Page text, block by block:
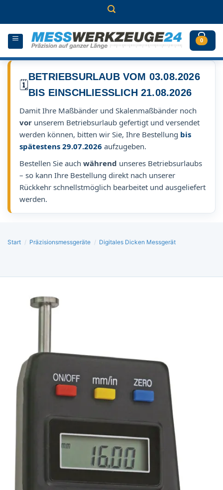
0
🗓️
BETRIEBSURLAUB VOM 03.08.2026
BIS EINSCHLIESSLICH 21.08.2026
Damit Ihre Maßbänder und Skalenmaßbänder noch
vor unserem Betriebsurlaub gefertigt und versendet
werden können, bitten wir Sie, Ihre Bestellung bis
spätestens 29.07.2026 aufzugeben.
Bestellen Sie auch während unseres Betriebsurlaubs
– so kann Ihre Bestellung direkt nach unserer
Rückkehr schnellstmöglich bearbeitet und ausgeliefert
werden.
Start / Präzisionsmessgeräte / Digitales Dicken Messgerät